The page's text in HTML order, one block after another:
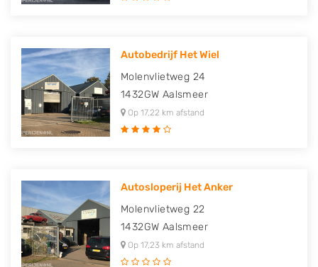
Autobedrijf Het Wiel
Molenvlietweg 24
1432GW Aalsmeer
Op 17,22 km afstand
Autosloperij Het Anker
Molenvlietweg 22
1432GW Aalsmeer
Op 17,23 km afstand